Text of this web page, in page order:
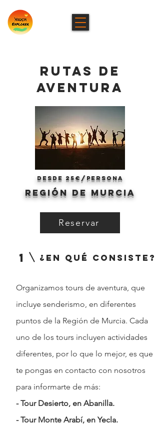
rutas de
aventura
desde 25€/persona
región de murcia
Reservar
1 ¿en qué consiste?
Organizamos tours de aventura, que
incluye senderismo, en diferentes
puntos de la Región de Murcia. Cada
uno de los tours incluyen actividades
diferentes, por lo que lo mejor, es que
te pongas en contacto con nosotros
para informarte de más:
- Tour Desierto, en Abanilla.
- Tour Monte Arabí, en Yecla.